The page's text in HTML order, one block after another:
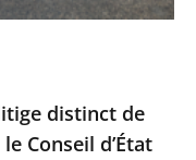
distinct de
Conseil d’État